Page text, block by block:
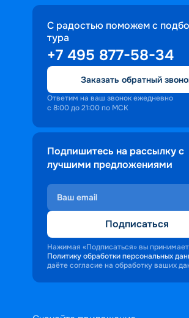
С радостью поможем с
тура
+7 495 877-58-34
Заказать обратный
Ответим на ваш звонок ежедневно
с 8:00 до 21:00 по МСК
Подпишитесь на рассылку с
лучшими предложениями
Подписаться
Нажимая «Подписаться» вы
Политику обработки персональных
даёте согласие на обработку ваших